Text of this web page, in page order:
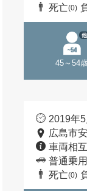
死亡(0)
45～54
他
2019年
広島市
車両相
普通乗
死亡(0)